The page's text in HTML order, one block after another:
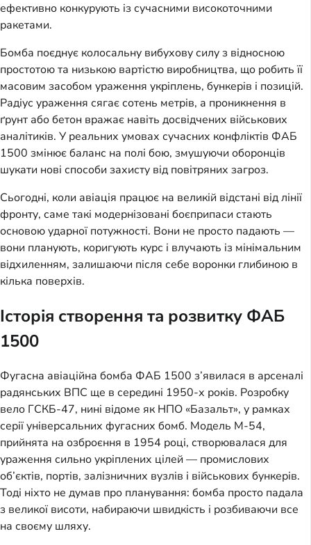
ефективно конкурують із сучасними високоточними
ракетами.
Бомба поєднує колосальну вибухову силу з відносною
простотою та низькою вартістю виробництва, що робить її
масовим засобом ураження укріплень, бункерів і позицій.
Радіус ураження сягає сотень метрів, а проникнення в
ґрунт або бетон вражає навіть досвідчених військових
аналітиків. У реальних умовах сучасних конфліктів ФАБ
1500 змінює баланс на полі бою, змушуючи оборонців
шукати нові способи захисту від повітряних загроз.
Сьогодні, коли авіація працює на великій відстані від лінії
фронту, саме такі модернізовані боєприпаси стають
основою ударної потужності. Вони не просто падають —
вони планують, коригують курс і влучають із мінімальним
відхиленням, залишаючи після себе воронки глибиною в
кілька поверхів.
Історія створення та розвитку ФАБ
1500
Фугасна авіаційна бомба ФАБ 1500 з’явилася в арсеналі
радянських ВПС ще в середині 1950-х років. Розробку
вело ГСКБ-47, нині відоме як НПО «Базальт», у рамках
серії універсальних фугасних бомб. Модель М-54,
прийнята на озброєння в 1954 році, створювалася для
ураження сильно укріплених цілей — промислових
об’єктів, портів, залізничних вузлів і військових бункерів.
Тоді ніхто не думав про планування: бомба просто падала
з великої висоти, набираючи швидкість і розбиваючи все
на своєму шляху.